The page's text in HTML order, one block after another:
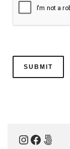
Instagram
500px